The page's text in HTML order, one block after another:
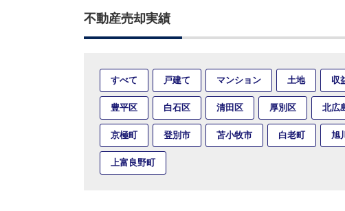
不動産売却実績
すべて 戸建て マンション 土地 収
豊平区 白石区 清田区 厚別区 北広
京極町 登別市 苫小牧市 白老町 旭
上富良野町